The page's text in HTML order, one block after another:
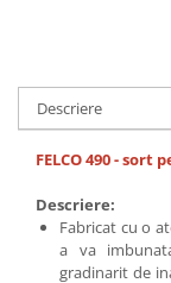
Descriere
FELCO 490 -
Descriere:
Fabricat cu o
a va
gradinarit de